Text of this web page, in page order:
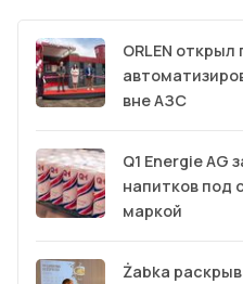
ORLEN открыл
вне АЗС
Q1 Energie AG
напитков под
маркой
Żabka